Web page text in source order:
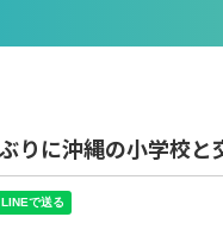
りに沖縄の小学校と